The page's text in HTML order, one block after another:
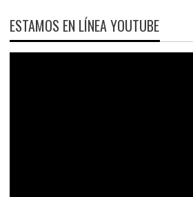
ESTAMOS EN LÍNEA YOUTUBE